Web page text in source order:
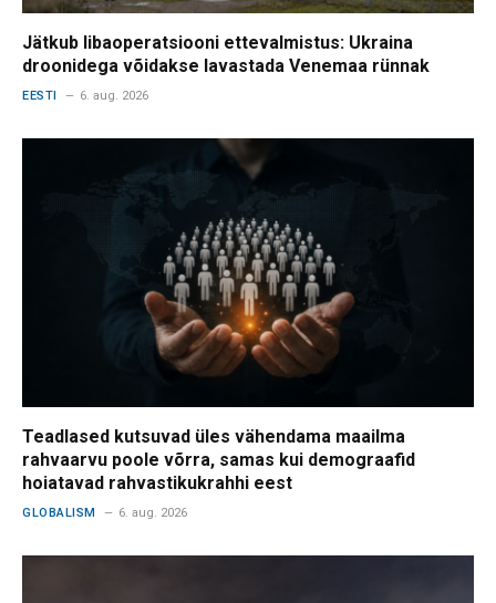
Jätkub libaoperatsiooni ettevalmistus: Ukraina
droonidega võidakse lavastada Venemaa rünnak
EESTI 6. aug. 2026
Teadlased kutsuvad üles vähendama maailma
rahvaarvu poole võrra, samas kui demograafid
hoiatavad rahvastikukrahhi eest
GLOBALISM 6. aug. 2026